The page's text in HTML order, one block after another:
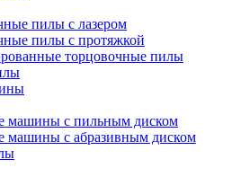
пилы с лазером
пилы с протяжкой
торцовочные пилы
машины с пильным диском
машины с абразивным диском